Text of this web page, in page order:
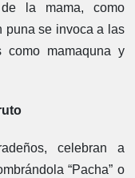
la mama, como
puna se invoca a las
mamaquna y
celebran a
“Pacha” o